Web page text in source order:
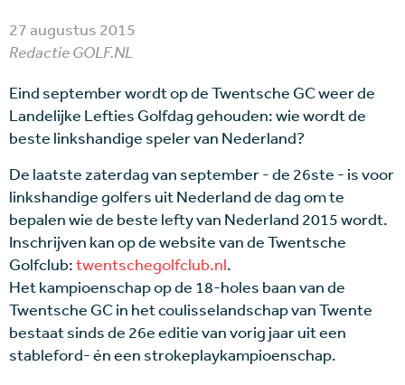
27 augustus 2015
Redactie GOLF.NL
Eind september wordt op de Twentsche GC weer de
Landelijke Lefties Golfdag gehouden: wie wordt de
beste linkshandige speler van Nederland?
De laatste zaterdag van september - de 26ste - is voor
linkshandige golfers uit Nederland de dag om te
bepalen wie de beste lefty van Nederland 2015 wordt.
Inschrijven kan op de website van de Twentsche
Golfclub:twentschegolfclub.nl.
Het kampioenschap op de 18-holes baan van de
Twentsche GC in het coulisselandschap van Twente
bestaat sinds de 26e editie van vorig jaar uit een
stableford- én een strokeplaykampioenschap.